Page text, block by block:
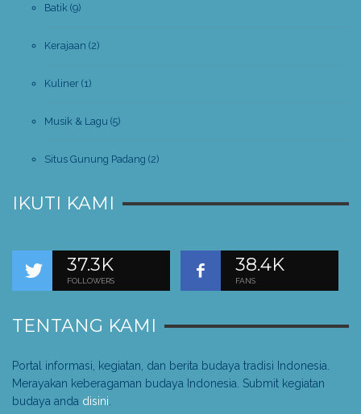
Batik (9)
Kerajaan (2)
Kuliner (1)
Musik & Lagu (5)
Situs Gunung Padang (2)
IKUTI KAMI
37.3K
FOLLOWERS
38.4K
FANS
TENTANG KAMI
Portal informasi, kegiatan, dan berita budaya tradisi Indonesia.
Merayakan keberagaman budaya Indonesia. Submit kegiatan
budaya anda disini